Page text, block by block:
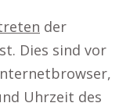
der
Dies sind vor
Uhrzeit des